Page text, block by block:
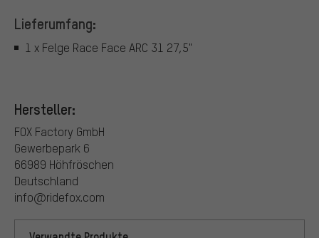
Lieferumfang:
1 x Felge Race Face ARC 31 27,5"
Hersteller:
FOX Factory GmbH
Gewerbepark 6
66989 Höhfröschen
Deutschland
info@ridefox.com